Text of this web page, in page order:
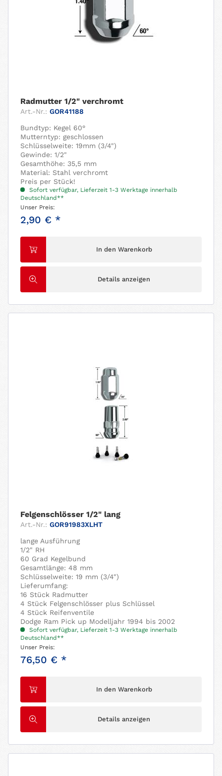
Radmutter 1/2" verchromt
Art.-Nr.: GOR41188
Bundtyp: Kegel 60°
Mutterntyp: geschlossen
Schlüsselweite: 19mm (3/4")
Gewinde: 1/2"
Gesamthöhe: 35,5 mm
Material: Stahl verchromt
Preis per Stück!
Sofort verfügbar, Lieferzeit 1-3 Werktage innerhalb
Deutschland**
Unser Preis:
2,90 € *
In den Warenkorb
Details anzeigen
Felgenschlösser 1/2" lang
Art.-Nr.: GOR91983XLHT
lange Ausführung
1/2" RH
60 Grad Kegelbund
Gesamtlänge: 48 mm
Schlüsselweite: 19 mm (3/4")
Lieferumfang:
16 Stück Radmutter
4 Stück Felgenschlösser plus Schlüssel
4 Stück Reifenventile
Dodge Ram Pick up Modelljahr 1994 bis 2002
Sofort verfügbar, Lieferzeit 1-3 Werktage innerhalb
Deutschland**
Unser Preis:
76,50 € *
In den Warenkorb
Details anzeigen